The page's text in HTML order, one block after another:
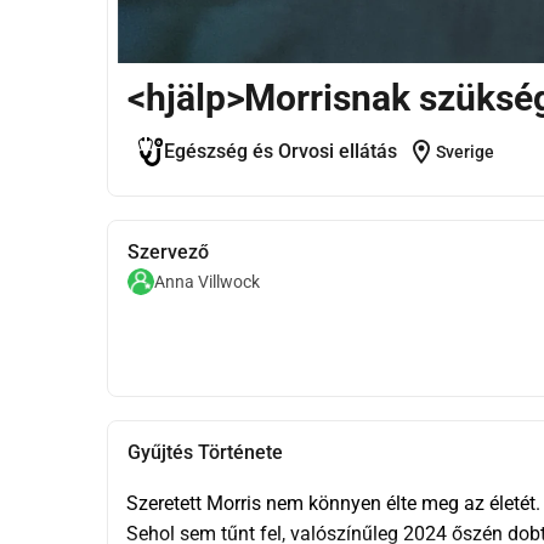
<hjälp>Morrisnak
Egészség és Orvosi ellátás location_on Sverige
Szervező
Anna Villwock
Gyűjtés Története
Szeretett Morris nem könnyen élte meg az életét.
Sehol sem tűnt fel, valószínűleg 2024 őszén